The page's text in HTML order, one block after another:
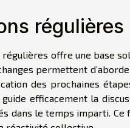
régulières
offre une base
permettent
des prochaines
efficacement la
dans le temps imparti.